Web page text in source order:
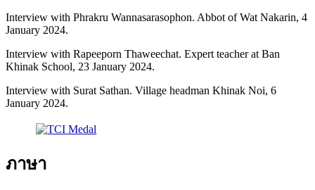
Interview with Phrakru Wannasarasophon. Abbot of Wat Nakarin, 4
January 2024.
Interview with Rapeeporn Thaweechat. Expert teacher at Ban
Khinak School, 23 January 2024.
Interview with Surat Sathan. Village headman Khinak Noi, 6
January 2024.
ภาษา